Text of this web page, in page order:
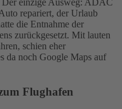
Der einzige Ausweg: ADAC
repariert, der Urlaub
die Entnahme der
zurückgesetzt. Mit lauten
schien eher
da noch Google Maps auf
Flughafen